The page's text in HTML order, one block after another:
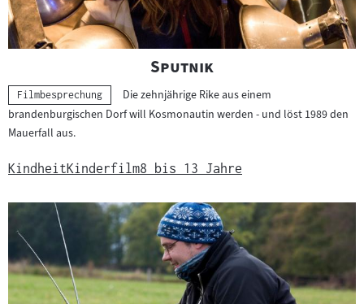
"
Sputnik"
Kategorie:
Filmbesprechung
Die zehnjährige Rike aus einem
brandenburgischen Dorf will Kosmonautin werden - und löst 1989 den
Mauerfall aus.
KindheitKinderfilm8 bis 13 Jahre